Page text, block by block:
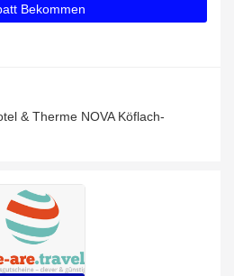
Bekommen
& Therme NOVA Köflach-